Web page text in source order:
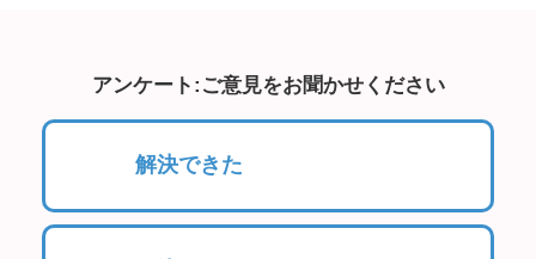
アンケート:ご意見をお聞かせください
解決できた